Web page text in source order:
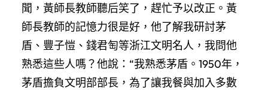
聞，黃師長教師聽后笑了，趕忙予以改正。黃
師長教師的記憶力很是好，他了解我研討茅
盾、豐子愷、錢君匋等浙江文明名人，我問他
熟悉這些人嗎？他說：“我熟悉茅盾。1950年，
茅盾擔負文明部部長，為了讓我餐與加入多數